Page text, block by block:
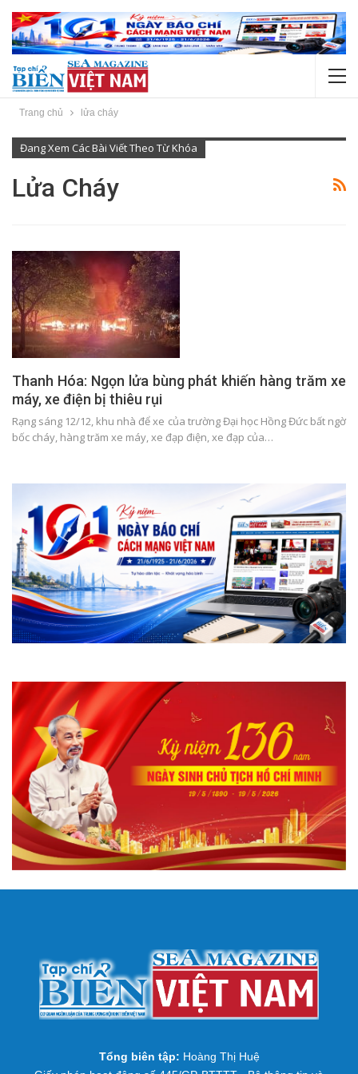
Trang chủ lửa cháy
Đang Xem Các Bài Viết Theo Từ Khóa
Lửa Cháy
Thanh Hóa: Ngọn lửa bùng phát khiến hàng trăm xe
máy, xe điện bị thiêu rụi
Rạng sáng 12/12, khu nhà để xe của trường Đại học Hồng Đức bất ngờ
bốc cháy, hàng trăm xe máy, xe đạp điện, xe đạp của…
Tổng biên tập: Hoàng Thị Huệ